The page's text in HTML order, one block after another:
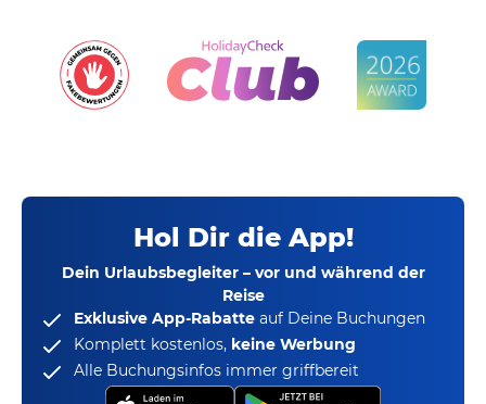
Hol Dir die App!
Dein Urlaubsbegleiter – vor und während der
Reise
Exklusive App-Rabatte auf Deine Buchungen
Komplett kostenlos, keine Werbung
Alle Buchungsinfos immer griffbereit